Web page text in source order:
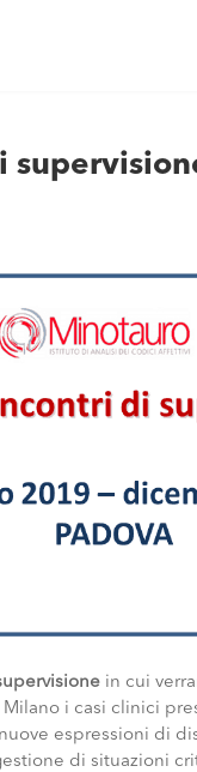
in cui
i casi clinici
espressioni di
di situazioni